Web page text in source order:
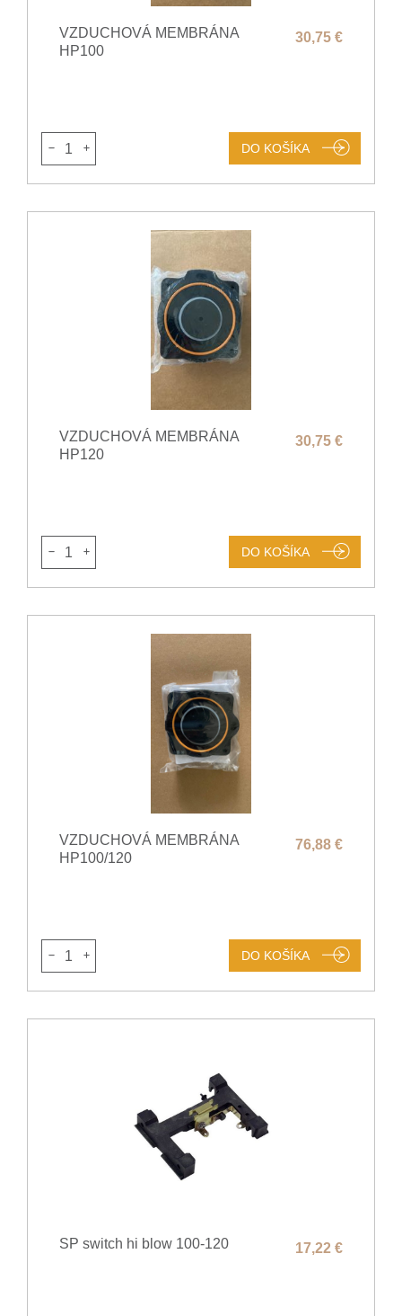
VZDUCHOVÁ MEMBRÁNA
HP100
30,75 €
1 DO KOŠÍKA
VZDUCHOVÁ MEMBRÁNA
HP120
30,75 €
1 DO KOŠÍKA
VZDUCHOVÁ MEMBRÁNA
HP100/120
76,88 €
1 DO KOŠÍKA
SP switch hi blow 100-120 17,22 €